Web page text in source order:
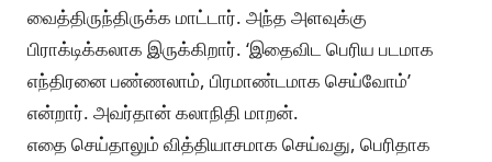
வைத்திருந்திருக்க மாட்டார். அந்த அளவுக்கு
பிராக்டிக்கலாக இருக்கிறார். ‘இதைவிட பெரிய படமாக
எந்திரனை பண்ணலாம், பிரமாண்டமாக செய்வோம்’
என்றார். அவர்தான் கலாநிதி மாறன்.
எதை செய்தாலும் வித்தியாசமாக செய்வது, பெரிதாக